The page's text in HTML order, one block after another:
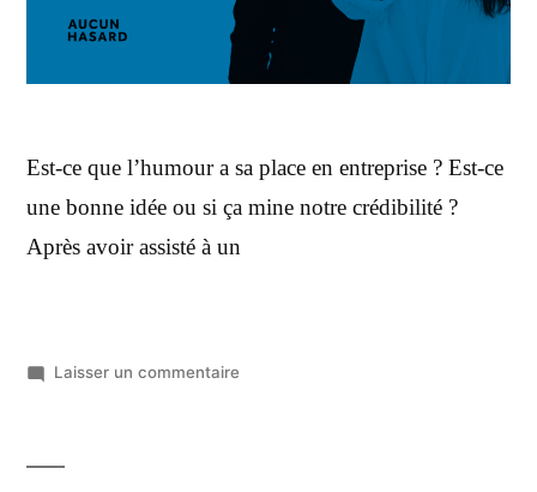
Est-ce que l’humour a sa place en entreprise ? Est-ce
une bonne idée ou si ça mine notre crédibilité ?
Après avoir assisté à un
Laisser un commentaire